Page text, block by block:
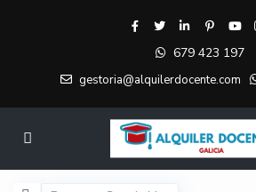
679 423 197
gestoria@alquilerdocente.com